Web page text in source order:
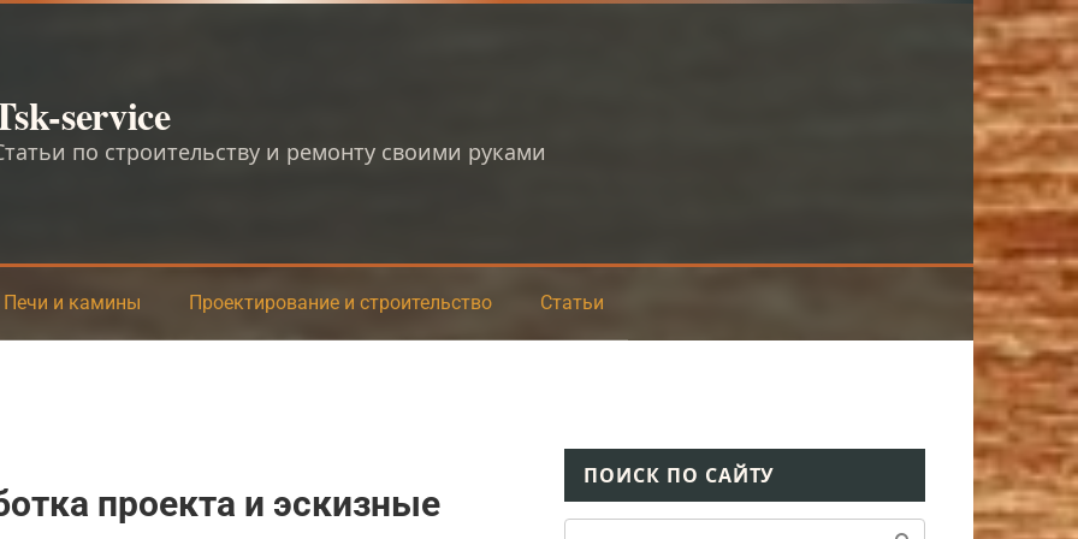
service
по строительству и ремонту своими руками
Печи и камины Проектирование и строительство Статьи
проекта и эскизные
ПОИСК ПО САЙТУ